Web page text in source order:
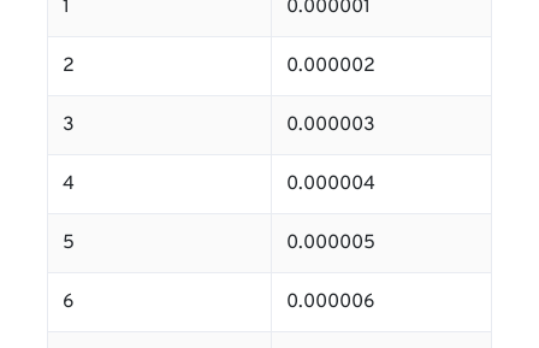
1 0.000001
2 0.000002
3 0.000003
4 0.000004
5 0.000005
6 0.000006